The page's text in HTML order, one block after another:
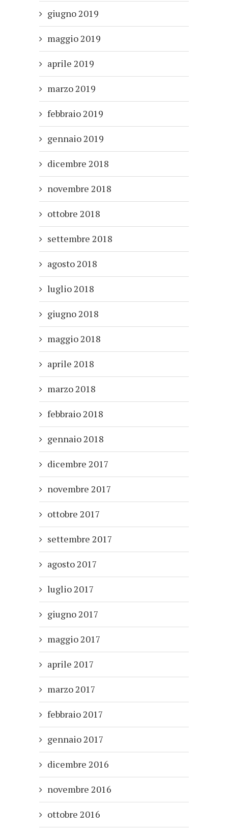
giugno 2019
maggio 2019
aprile 2019
marzo 2019
febbraio 2019
gennaio 2019
dicembre 2018
novembre 2018
ottobre 2018
settembre 2018
agosto 2018
luglio 2018
giugno 2018
maggio 2018
aprile 2018
marzo 2018
febbraio 2018
gennaio 2018
dicembre 2017
novembre 2017
ottobre 2017
settembre 2017
agosto 2017
luglio 2017
giugno 2017
maggio 2017
aprile 2017
marzo 2017
febbraio 2017
gennaio 2017
dicembre 2016
novembre 2016
ottobre 2016